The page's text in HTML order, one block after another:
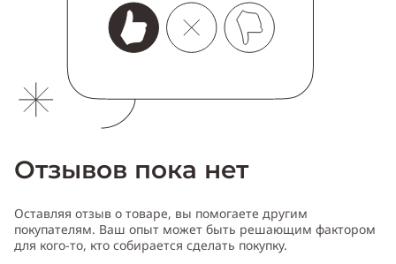
Отзывов пока нет
Оставляя отзыв о товаре, вы помогаете другим
покупателям. Ваш опыт может быть решающим фактором
для кого-то, кто собирается сделать покупку.